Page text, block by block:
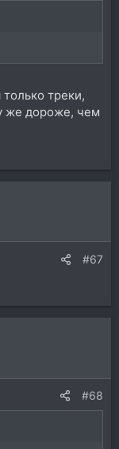
треки,
же дороже, чем
#67
#68